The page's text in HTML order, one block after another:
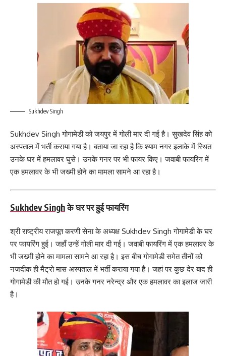
Sukhdev Singh
Sukhdev Singh गोगामेडी को जयपुर में गोली मार दी गई है। सुखदेव सिंह को
अस्पताल में भर्ती कराया गया है। बताया जा रहा है कि श्याम नगर इलाके में स्थित
उनके घर में हमलावर घुसे। उनके गनर पर भी फायर किए। जवाबी फायरिंग में
एक हमलावर के भी जख्मी होने का मामला सामने आ रहा है।
Sukhdev Singhके घर पर हुई फायरिंग
श्री राष्ट्रीय राजपूत करणी सेना के अध्यक्ष Sukhdev Singh गोगामेडी के घर
पर फायरिंग हुई। जहाँ उन्हें गोली मार दी गई। जवाबी फायरिंग में एक हमलावर के
भी जख्मी होने का मामला सामने आ रहा है। इस बीच गोगामेडी समेत तीनों को
नजदीक ही मैट्रो मास अस्पताल में भर्ती कराया गया है। जहां पर कुछ देर बाद ही
गोगामेडी की मौत हो गई। उनके गनर नरेन्द्र और एक हमलावर का इलाज जारी
है।